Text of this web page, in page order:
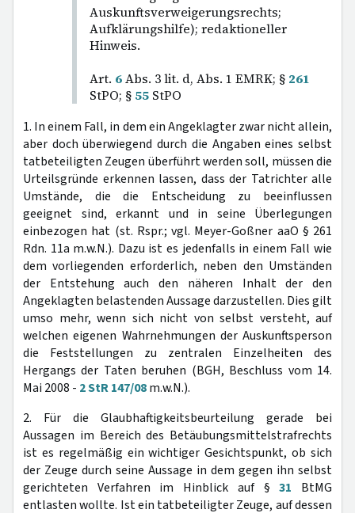
Auskunftsverweigerungsrechts;
Aufklärungshilfe); redaktioneller
Hinweis.
Art. 6Abs. 3 lit. d, Abs. 1 EMRK; § 261
StPO; § 55 StPO
1. In einem Fall, in dem ein Angeklagter zwar nicht allein,
aber doch überwiegend durch die Angaben eines selbst
tatbeteiligten Zeugen überführt werden soll, müssen die
Urteilsgründe erkennen lassen, dass der Tatrichter alle
Umstände, die die Entscheidung zu beeinflussen
geeignet sind, erkannt und in seine Überlegungen
einbezogen hat (st. Rspr.; vgl. Meyer-Goßner aaO § 261
Rdn. 11a m.w.N.). Dazu ist es jedenfalls in einem Fall wie
dem vorliegenden erforderlich, neben den Umständen
der Entstehung auch den näheren Inhalt der den
Angeklagten belastenden Aussage darzustellen. Dies gilt
umso mehr, wenn sich nicht von selbst versteht, auf
welchen eigenen Wahrnehmungen der Auskunftsperson
die Feststellungen zu zentralen Einzelheiten des
Hergangs der Taten beruhen (BGH, Beschluss vom 14.
Mai 2008 - 2 StR 147/08m.w.N.).
2. Für die Glaubhaftigkeitsbeurteilung gerade bei
Aussagen im Bereich des Betäubungsmittelstrafrechts
ist es regelmäßig ein wichtiger Gesichtspunkt, ob sich
der Zeuge durch seine Aussage in dem gegen ihn selbst
gerichteten Verfahren im Hinblick auf §31 BtMG
entlasten wollte. Ist ein tatbeteiligter Zeuge, auf dessen